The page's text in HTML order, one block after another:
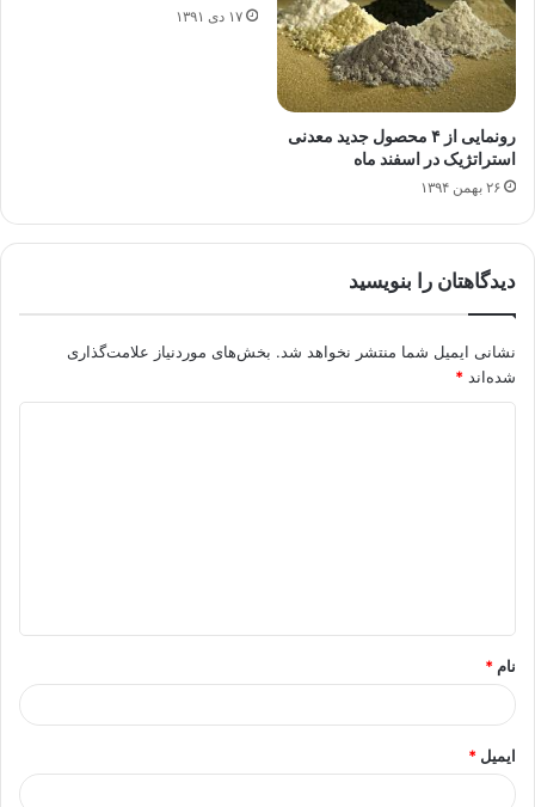
رونمایی از ۴ محصول جدید معدنی
استراتژیک در اسفند ماه
۲۶ بهمن ۱۳۹۴
۱۷ دی ۱۳۹۱
دیدگاهتان را بنویسید
نشانی ایمیل شما منتشر نخواهد شد. بخش‌های موردنیاز علامت‌گذاری
شده‌اند *
*
نام *
ایمیل *